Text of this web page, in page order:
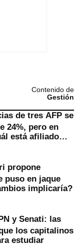
Contenido de
Gestión
de tres AFP se
24%, pero en
está afiliado
propone
puso en jaque
implicaría?
y Senati: las
los capitalinos
estudiar